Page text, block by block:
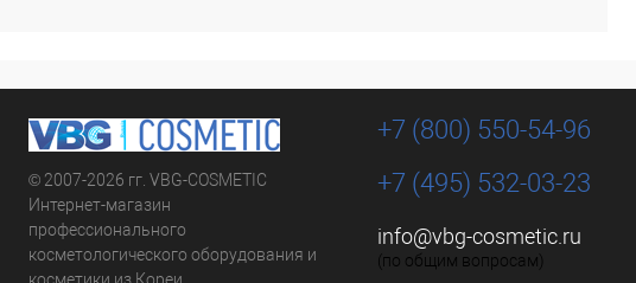
© 2007-2026 гг. VBG-COSMETIC
Интернет-магазин
профессионального
косметологического оборудования и
+7 (800) 550-54-96
+7 (495) 532-03-23
info@vbg-cosmetic.ru
(по общим вопросам)